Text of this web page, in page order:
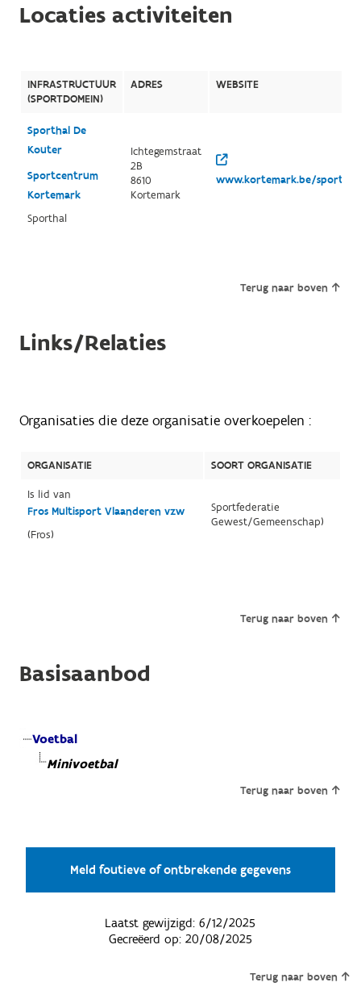
Locaties activiteiten
INFRASTRUCTUUR
(SPORTDOMEIN)
ADRES WEBSITE
Sporthal De
Kouter
Sportcentrum
Kortemark
Sporthal
Ichtegemstraat
2B
8610
Kortemark
www.kortemark.be/
Terug naar boven
Links/Relaties
Organisaties die deze organisatie overkoepelen :
ORGANISATIE
SOORT ORGANISATIE
Is lid van
Fros Multisport Vlaanderen vzw
(Fros)
Sportfederatie
Gewest/Gemeenschap)
Terug naar boven
Basisaanbod
Voetbal
Minivoetbal
Terug naar boven
Meld foutieve of ontbrekende gegevens
Laatst gewijzigd:6/12/2025
Gecreëerd op: 20/08/2025
Terug naar boven